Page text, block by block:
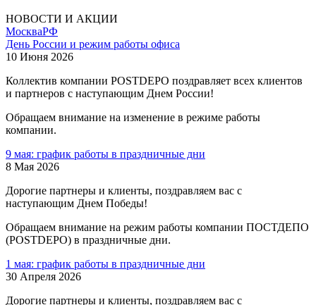
НОВОСТИ И АКЦИИ
МоскваРФ
День России и режим работы офиса
10 Июня 2026
Коллектив компании POSTDEPO поздравляет всех клиентов
и партнеров с наступающим Днем России!
Обращаем внимание на изменение в режиме работы
компании.
9 мая: график работы в праздничные дни
8 Мая 2026
Дорогие партнеры и клиенты, поздравляем вас с
наступающим Днем Победы!
Обращаем внимание на режим работы компании ПОСТДЕПО
(POSTDEPO) в праздничные дни.
1 мая: график работы в праздничные дни
30 Апреля 2026
Дорогие партнеры и клиенты, поздравляем вас с